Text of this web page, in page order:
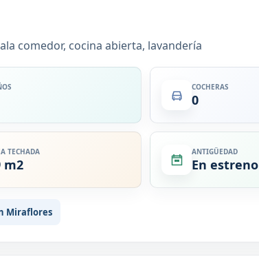
comedor, cocina abierta, lavandería
COCHERAS
0
TECHADA
m2
ANTIGÜEDAD
En estreno
Miraflores